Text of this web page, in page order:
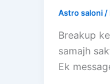
Astro saloni /
Breakup
samajh
Ek